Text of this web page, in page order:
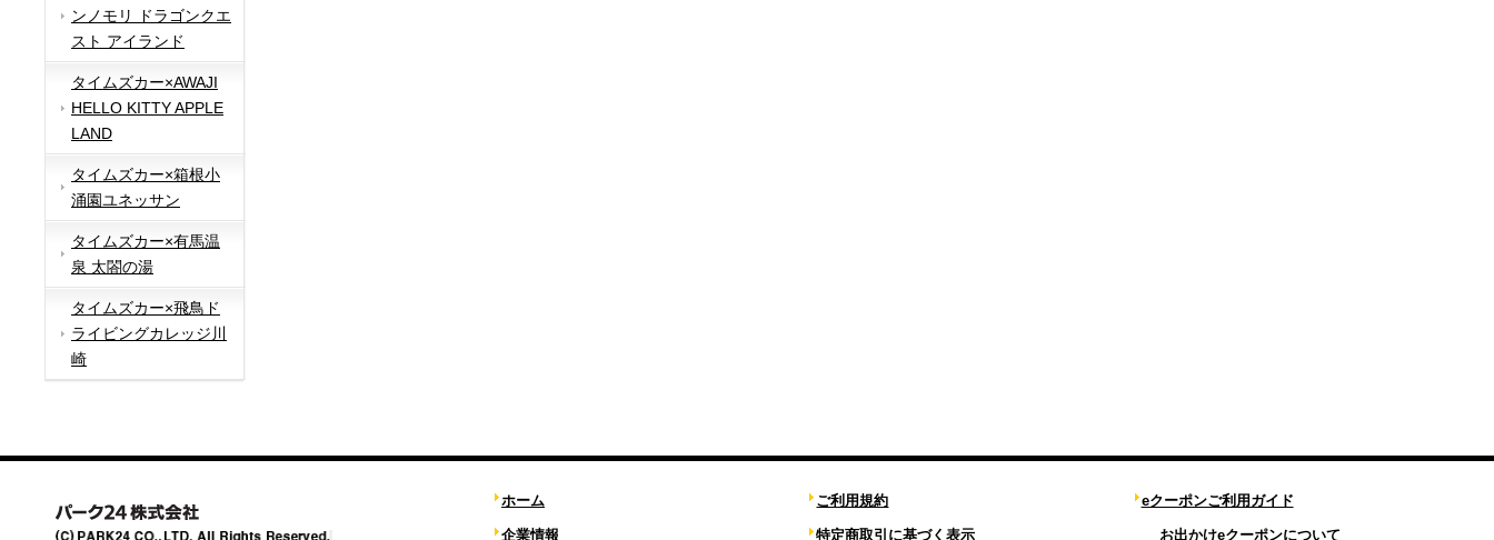
ンノモリ ドラゴンクエ
スト アイランド
タイムズカー×AWAJI
HELLO KITTY APPLE
LAND
タイムズカー×箱根小
涌園ユネッサン
タイムズカー×有馬温
泉 太閤の湯
タイムズカー×飛鳥ド
ライビングカレッジ川
崎
ホーム
企業情報
ご利用規約
特定商取引に基づく表示
eクーポンご利用ガイド
お出かけeクーポンについて